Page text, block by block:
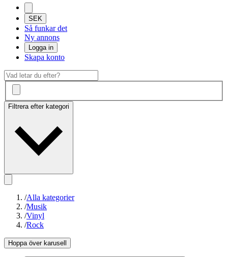
SEK
Så funkar det
Ny annons
Logga in
Skapa konto
Filtrera efter kategori
/Alla kategorier
/Musik
/Vinyl
/Rock
Hoppa över karusell